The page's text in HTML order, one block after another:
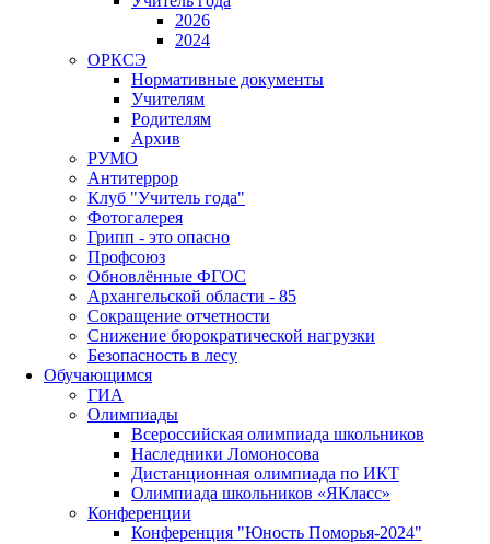
2026
2024
ОРКСЭ
Нормативные документы
Учителям
Родителям
Архив
РУМО
Антитеррор
Клуб "Учитель года"
Фотогалерея
Грипп - это опасно
Профсоюз
Обновлённые ФГОС
Архангельской области - 85
Сокращение отчетности
Снижение бюрократической нагрузки
Безопасность в лесу
Обучающимся
ГИА
Олимпиады
Всероссийская олимпиада школьников
Наследники Ломоносова
Дистанционная олимпиада по ИКТ
Олимпиада школьников «ЯКласс»
Конференции
Конференция "Юность Поморья-2024"